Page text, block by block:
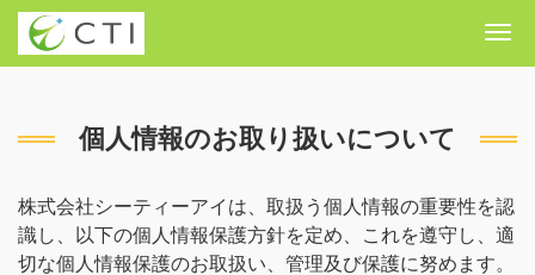
個人情報のお取り扱いについて
株式会社シーティーアイは、取扱う個人情報の重要性を認
識し、以下の個人情報保護方針を定め、これを遵守し、適
切な個人情報保護のお取扱い、管理及び保護に努めます。